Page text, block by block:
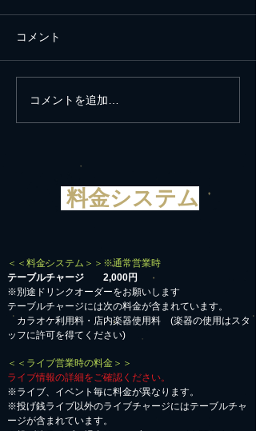
新年に世界の平和と平安
を願う
コメント
コメントを追加…
料金システム
＜＜料金システム＞＞※通常営業時
テーブルチャージ 2,000円
※別途ドリンクオーダーをお願いします
テーブルチャージには次の料金が含まれています。
カラオケ利用料・店内楽器使用料 (楽器の使用はスタ
ッフに許可を得てください)
＜＜ライブ営業時の料金＞＞
ライブ情報の詳細をご確認ください。
※ライブ、イベント毎に料金が異なります。
※投げ銭ライブ以外のライブチャージにはテーブルチャ
ージが含まれています。